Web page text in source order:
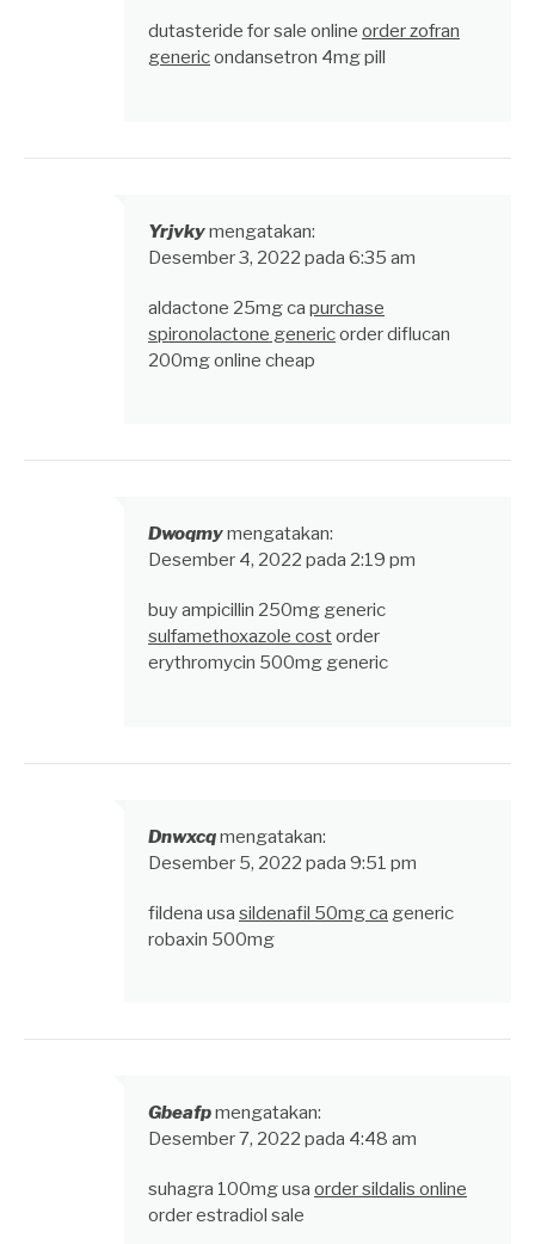
dutasteride for sale online order zofran
genericondansetron 4mg pill
Yrjvkymengatakan:
Desember 3, 2022 pada 6:35 am
aldactone 25mg ca purchase
spironolactone genericorder diflucan
200mg online cheap
Dwoqmymengatakan:
Desember 4, 2022 pada 2:19 pm
buy ampicillin 250mg generic
sulfamethoxazole costorder
erythromycin 500mg generic
Dnwxcqmengatakan:
Desember 5, 2022 pada 9:51 pm
fildena usa sildenafil 50mg ca generic
robaxin 500mg
Gbeafpmengatakan:
Desember 7, 2022 pada 4:48 am
suhagra 100mg usa order sildalis online
order estradiol sale